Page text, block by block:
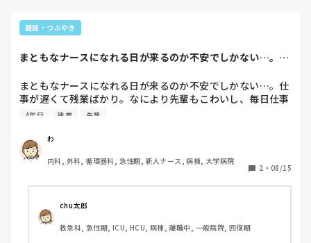
地元に戻って働くか、何か見つかるまで今のところで働く
か、皆さんはどう思いますか？
😊いつかそれがわかる日がきます😊
私も少しずつ歳をとり我が両親も歳をとるなかでやはりいろん
な格闘があります。両親も病気持ちですけど幸いまだ悪化はし
ていません。離れている中で今していることは電話を毎日して
ます😊
今自分は何がしたいのかわからないと思いますが今の仕事をし
ていく中でいつかまた目標が見えてくると思います。そのタイ
ミングで地元で働き先を見つけるのはどうでしょうか？今地元
る程度の目標がわかると人間それを目指して一生懸命になるの
雑談・つぶやき
まともなナースになれる日が来るのか不安でしかない…。仕
まともなナースになれる日が来るのか不安でしかない…。仕
事が遅くて残業ばかり。なにより先輩もこわいし、毎日仕事
が苦痛。3、4年目とかになったら、あんなことで落ち込んで
4年目 残業 先輩
わ
内科, 外科, 循環器科, 急性期, 新人ナース, 病棟, 大学病院
2 ・ 08/15
chu太郎
救急科, 急性期, ICU, HCU, 病棟, 離職中, 一般病院, 回復期